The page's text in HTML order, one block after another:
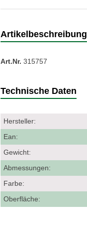
Artikelbeschreibung
Art.Nr. 315757
Technische Daten
Hersteller:
Ean:
Gewicht:
Abmessungen:
Farbe:
Oberfläche: